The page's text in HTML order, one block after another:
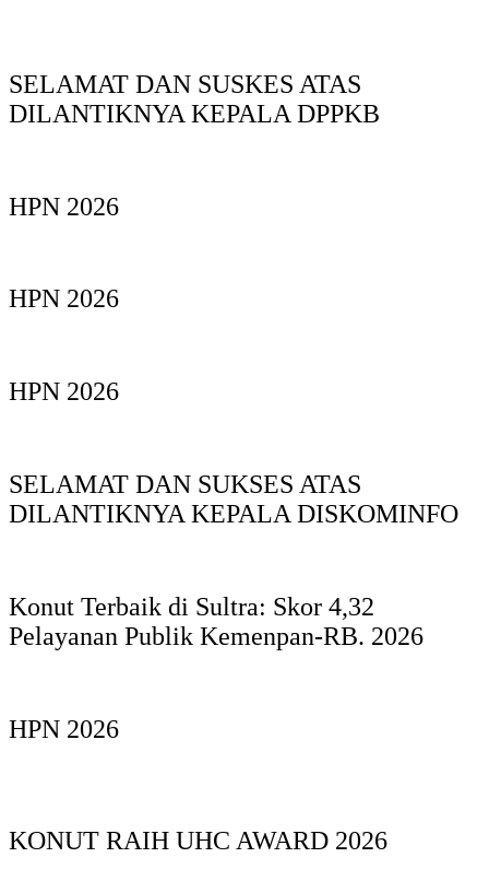
SELAMAT DAN SUSKES ATAS
DILANTIKNYA KEPALA DPPKB
HPN 2026
HPN 2026
HPN 2026
SELAMAT DAN SUKSES ATAS
DILANTIKNYA KEPALA DISKOMINFO
Konut Terbaik di Sultra: Skor 4,32
Pelayanan Publik Kemenpan-RB. 2026
HPN 2026
KONUT RAIH UHC AWARD 2026